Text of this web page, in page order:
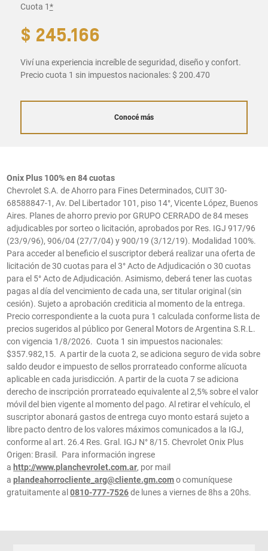
Cuota 1*
$ 245.166
Viví una experiencia increíble de seguridad, diseño y confort.
Precio cuota 1 sin impuestos nacionales: $ 200.470
Conocé más
Onix Plus 100% en 84 cuotas
Chevrolet S.A. de Ahorro para Fines Determinados, CUIT 30-
68588847-1, Av. Del Libertador 101, piso 14°, Vicente López, Buenos
Aires. Planes de ahorro previo por GRUPO CERRADO de 84 meses
adjudicables por sorteo o licitación, aprobados por Res. IGJ 917/96
(23/9/96), 906/04 (27/7/04) y 900/19 (3/12/19). Modalidad 100%.
Para acceder al beneficio el suscriptor deberá realizar una oferta de
licitación de 30 cuotas para el 3° Acto de Adjudicación o 30 cuotas
para el 5° Acto de Adjudicación. Asimismo, deberá tener las cuotas
pagas al día del vencimiento de cada una, ser titular original (sin
cesión). Sujeto a aprobación crediticia al momento de la entrega.
Precio correspondiente a la cuota pura 1 calculada conforme lista de
precios sugeridos al público por General Motors de Argentina S.R.L.
con vigencia 1/8/2026. Cuota 1 sin impuestos nacionales:
$357.982,15. A partir de la cuota 2, se adiciona seguro de vida sobre
saldo deudor e impuesto de sellos prorrateado conforme alícuota
aplicable en cada jurisdicción. A partir de la cuota 7 se adiciona
derecho de inscripción prorrateado equivalente al 2,5% sobre el valor
móvil del bien vigente al momento del pago. Al retirar el vehículo, el
suscriptor abonará gastos de entrega cuyo monto estará sujeto a
libre pacto dentro de los valores máximos comunicados a la IGJ,
conforme al art. 26.4 Res. Gral. IGJ N° 8/15. Chevrolet Onix Plus
Origen: Brasil. Para información ingrese
a http://www.planchevrolet.com.ar, por mail
aplandeahorrocliente_arg@cliente.gm.como comuníquese
gratuitamente al0810-777-7526de lunes a viernes de 8hs a 20hs.